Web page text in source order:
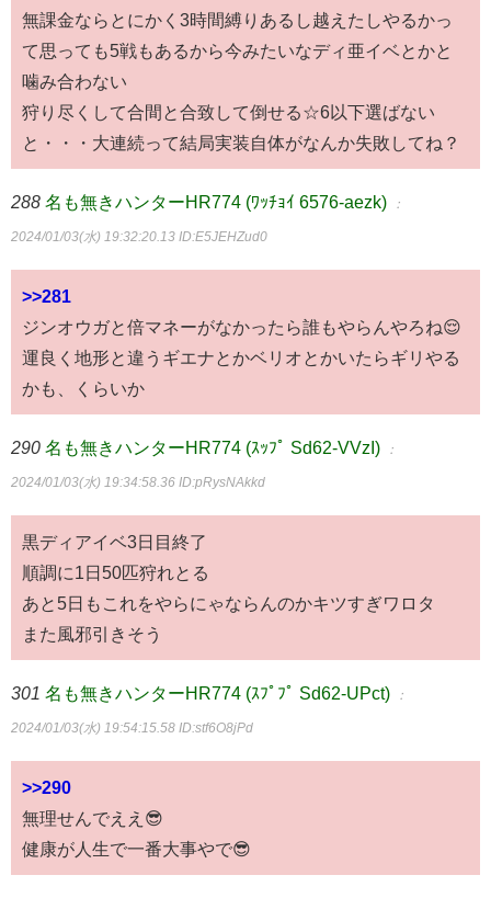
無課金ならとにかく3時間縛りあるし越えたしやるかっ
て思っても5戦もあるから今みたいなディ亜イベとかと
噛み合わない
狩り尽くして合間と合致して倒せる☆6以下選ばない
と・・・大連続って結局実装自体がなんか失敗してね？
288 名も無きハンターHR774 (ﾜｯﾁｮｲ 6576-aezk) ：
2024/01/03(水) 19:32:20.13 ID:E5JEHZud0
>>281
ジンオウガと倍マネーがなかったら誰もやらんやろね😌
運良く地形と違うギエナとかベリオとかいたらギリやる
かも、くらいか
290 名も無きハンターHR774 (ｽｯﾌﾟ Sd62-VVzI) ：
2024/01/03(水) 19:34:58.36 ID:pRysNAkkd
黒ディアイベ3日目終了
順調に1日50匹狩れとる
あと5日もこれをやらにゃならんのかキツすぎワロタ
また風邪引きそう
301 名も無きハンターHR774 (ｽﾌﾟﾌﾟ Sd62-UPct) ：
2024/01/03(水) 19:54:15.58 ID:stf6O8jPd
>>290
無理せんでええ😎
健康が人生で一番大事やで😎